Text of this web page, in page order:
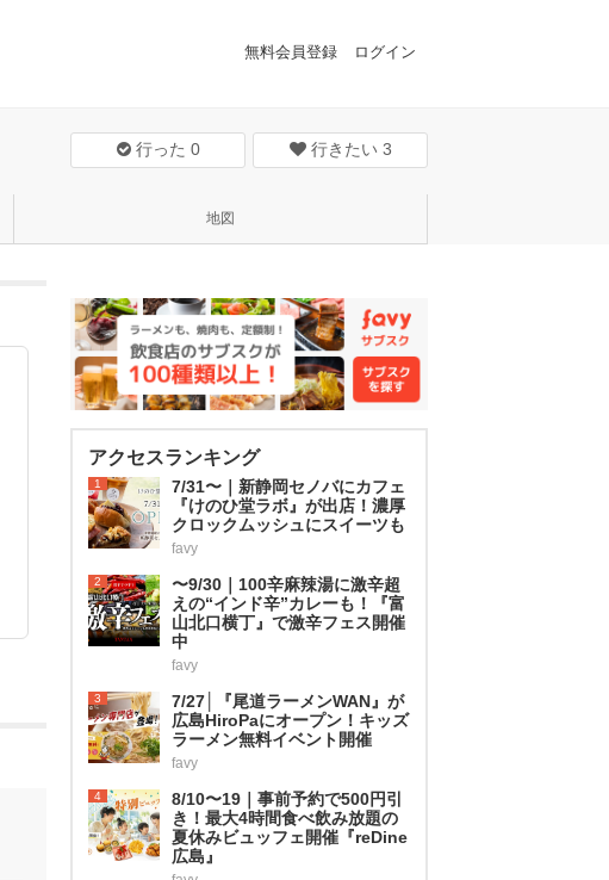
無料会員登録 ログイン
行った 0 行きたい 3
地図
アクセスランキング
1
7/31〜｜新静岡セノバにカフェ
『けのひ堂ラボ』が出店！濃厚
クロックムッシュにスイーツも
favy
2
〜9/30｜100辛麻辣湯に激辛超
えの“インド辛”カレーも！『富
山北口横丁』で激辛フェス開催
中
favy
3
7/27│『尾道ラーメンWAN』が
広島HiroPaにオープン！キッズ
ラーメン無料イベント開催
favy
4
8/10〜19｜事前予約で500円引
き！最大4時間食べ飲み放題の
夏休みビュッフェ開催『reDine
広島』